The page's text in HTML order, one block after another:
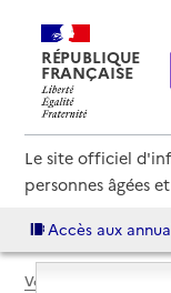
RÉPUBLIQUE
FRANÇAISE
Le site officiel
personnes âgées
Accès aux
Voir le fil d’Ariane